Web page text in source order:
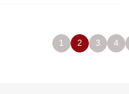
1 2 3 4